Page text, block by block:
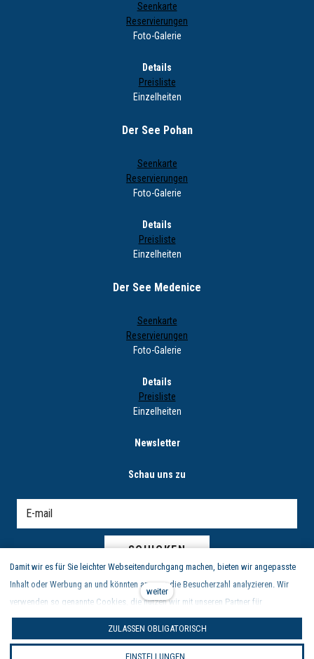
Seenkarte
Reservierungen
Foto-Galerie
Details
Preisliste
Einzelheiten
Der See Pohan
Seenkarte
Reservierungen
Foto-Galerie
Details
Preisliste
Einzelheiten
Der See Medenice
Seenkarte
Reservierungen
Foto-Galerie
Details
Preisliste
Einzelheiten
Newsletter
Schau uns zu
SCHICKEN
Zásady ochrany osobních údajů| obchodní podmínky | reklamační
řád|nastavení cookies
Damit wir es für Sie leichter Webseitendurchgang machen, bieten wir angepasste
Inhalt oder Werbung an und könnten anonym die Besucherzahl analyzieren. Wir
verwenden so genannte Cookies, die nutzen wir mit unseren Partner für
Sozialmedien, Werbung und Analyse an. Ihre Einstellung könnten Sie mit „Cookies
Einstellung“ richten und jederzeit könnten Sie im Webfuß ändern. Ausführliche
Informationen finden Sie in unseren Grundsätzen des Schutzes personenbezogener
weiter
ZULASSEN OBLIGATORISCH
EINSTELLUNGEN